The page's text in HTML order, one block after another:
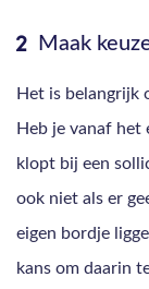
Maak
Het is belangrijk
Heb je vanaf het
klopt bij een
ook niet als er
eigen bordje
kans om daarin